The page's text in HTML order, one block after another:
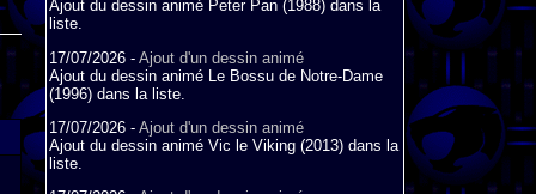
Ajout du dessin animé Peter Pan (1988) dans la
liste.
17/07/2026 - Ajout d'un dessin animé
Ajout du dessin animé Le Bossu de Notre-Dame
(1996) dans la liste.
17/07/2026 - Ajout d'un dessin animé
Ajout du dessin animé Vic le Viking (2013) dans la
liste.